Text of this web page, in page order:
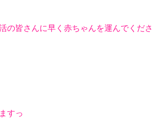
の皆さんに早く赤ちゃんを運んでくださ